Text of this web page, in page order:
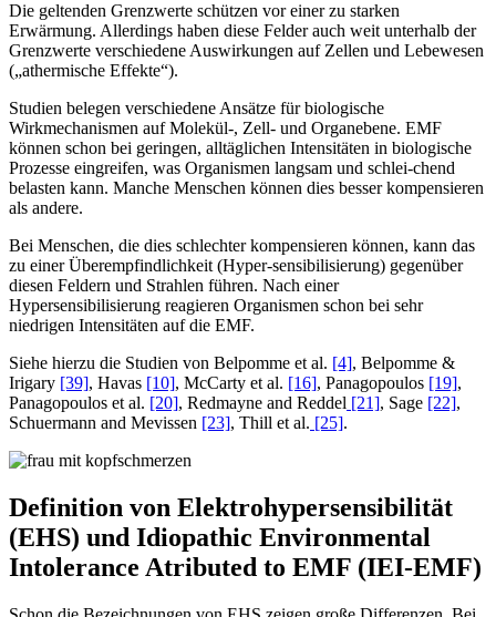
Die geltenden Grenzwerte schützen vor einer zu starken
Erwärmung. Allerdings haben diese Felder auch weit unterhalb der
Grenzwerte verschiedene Auswirkungen auf Zellen und Lebewesen
(„athermische Effekte“).
Studien belegen verschiedene Ansätze für biologische
Wirkmechanismen auf Molekül-, Zell- und Organebene. EMF
können schon bei geringen, alltäglichen Intensitäten in biologische
Prozesse eingreifen, was Organismen langsam und schlei-chend
belasten kann. Manche Menschen können dies besser kompensieren
als andere.
Bei Menschen, die dies schlechter kompensieren können, kann das
zu einer Überempfindlichkeit (Hyper-sensibilisierung) gegenüber
diesen Feldern und Strahlen führen. Nach einer
Hypersensibilisierung reagieren Organismen schon bei sehr
niedrigen Intensitäten auf die EMF.
Siehe hierzu die Studien von Belpomme et al. [4], Belpomme &
Irigary [39], Havas [10], McCarty et al. [16], Panagopoulos [19],
Panagopoulos et al. [20], Redmayne and Reddel [21], Sage [22],
Schuermann and Mevissen [23], Thill et al. [25].
Definition von Elektrohypersensibilität
(EHS) und Idiopathic Environmental
Intolerance Atributed to EMF (IEI-EMF)